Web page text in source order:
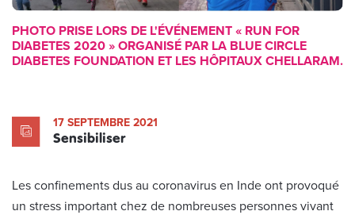
PHOTO PRISE LORS DE L'ÉVÉNEMENT « RUN FOR
DIABETES 2020 » ORGANISÉ PAR LA BLUE CIRCLE
DIABETES FOUNDATION ET LES HÔPITAUX CHELLARAM.
17 SEPTEMBRE 2021
Sensibiliser
Les confinements dus au coronavirus en Inde ont provoqué
un stress important chez de nombreuses personnes vivant